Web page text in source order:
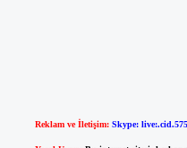
Reklam ve İletişim: Skype: